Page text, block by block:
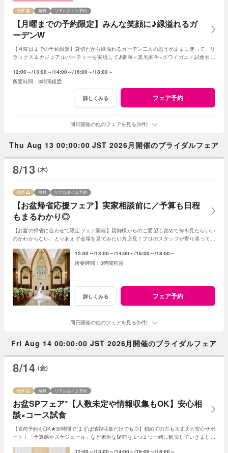
【月曜までの予約限定】みんな笑顔に♪緑溢れるガ
ーデンW
残席 無料 リアルタイム予約
【月曜日までの予約限定】貸切だから緑溢れるガーデン二人の思うがままに使って、リ
ラックス＆カジュアルパーティーを実現して♪豪華＜黒毛和牛×ズワイガニ＞試食付き
12:00～ 13:00～ 14:00～ 16:00～ 18:00～
3時間程度
詳しくみる フェア予約
同日開催の他のフェアを見る(3件)
Thu Aug 13 00:00:00 JST 2026月開催のブライダルフェア
8/13 (木)
【お盆帰省応援フェア】実家相談前に／予算も日程
もまるわかり◎
残席 無料 リアルタイム予約
【お盆の帰省に合わせて限定フェア開催】親御様からのご要望も含めて何を見たらいい
のかわからない、とりあえず会場を見てみたい方必見！プロのスタッフが寄り添ってご
12:00～ 13:00～ 14:00～ 16:00～ 18:00～
3時間程度
詳しくみる フェア予約
同日開催の他のフェアを見る(5件)
Fri Aug 14 00:00:00 JST 2026月開催のブライダルフェア
8/14 (金)
お盆SPフェア*【人数未定や情報収集もOK】安心相
談×コース試食
残席 無料 リアルタイム予約
【直前予約もOK★短時間で!まずは情報収集だけでも◎】初めての方も大丈夫☆安心サポ
ート！「予算感やスケジュール」など素朴な疑問を１つ１つ一緒に解決していきましょ